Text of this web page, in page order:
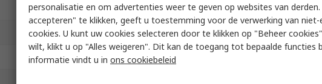
Battery Type AAA
Power Source Battery
Weight
personalisatie en om advertenties weer te geven op websites van
accepteren" te klikken, geeft u toestemming voor de verwerking van niet-
cookies. U kunt uw cookies selecteren door te klikken op "Beheer
wilt, klikt u op "Alles weigeren". Dit kan de toegang tot bepaalde functies
informatie vindt u in ons cookiebeleid